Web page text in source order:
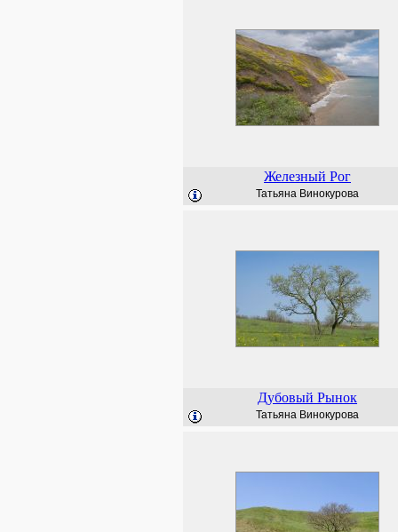
Железный Рог
Татьяна Винокурова
Дубовый Рынок
Татьяна Винокурова